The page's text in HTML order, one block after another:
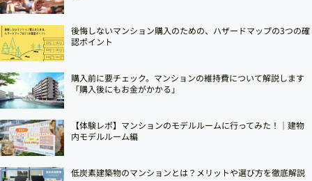
後悔しないマンション購入のための、ハザードマップの3つの確
認ポイント
購入前に要チェック。マンションの維持費について解説します
「購入後にもお金がかかる」
【体験レポ】マンションのモデルルームに行ってみた！｜建物
内モデルルーム編
低炭素建築物のマンションとは？メリットや選び方を徹底解説